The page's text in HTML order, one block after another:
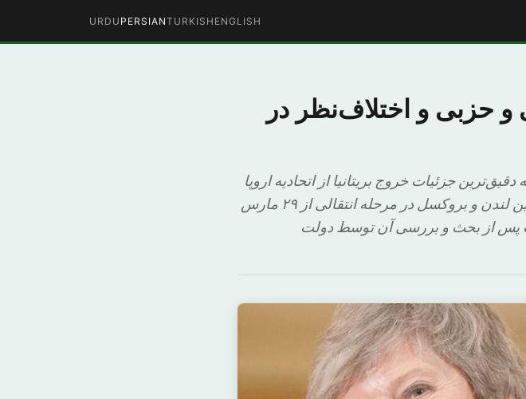
ENGLISH
TURKISH
PERSIAN
URDU
و حزبی و اختلاف‌نظر در
نویس ۶۰۰ صفحه‌ای که به دقیق‌ترین جزئیات خروج بریتانیا از اتحادیه اروپا
(بریکست) می‌پردازد، با هدف تعیین چارچوب رابطه بین لندن و بروکسل در مرحله انتقالی از ۲۹ مارس
نهایی، تنظیم شده است. اما ۲۴ ساعت پس از بحث و بررسی آن توسط دولت